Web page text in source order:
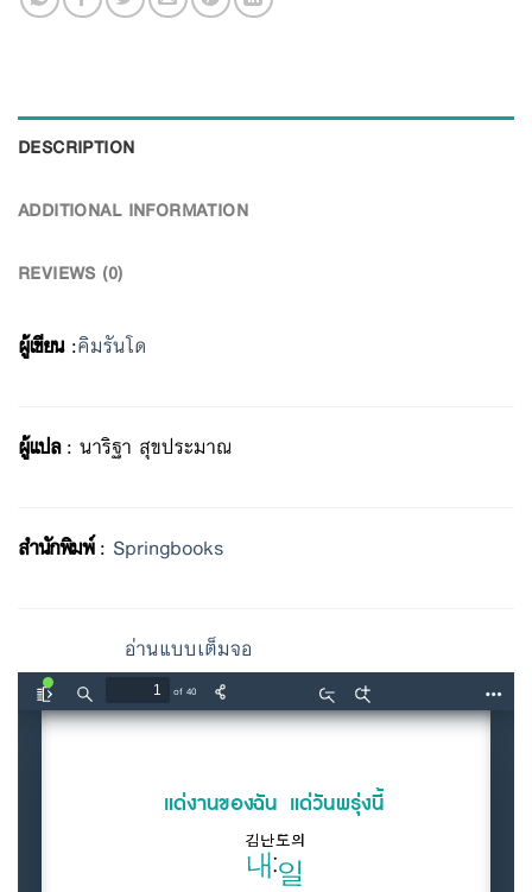
DESCRIPTION
ADDITIONAL INFORMATION
REVIEWS (0)
ผู้เขียน:คิมรันโด
ผู้แปล: นาริฐา สุขประมาณ
สำนักพิมพ์: Springbooks
อ่านแบบเต็มจอ